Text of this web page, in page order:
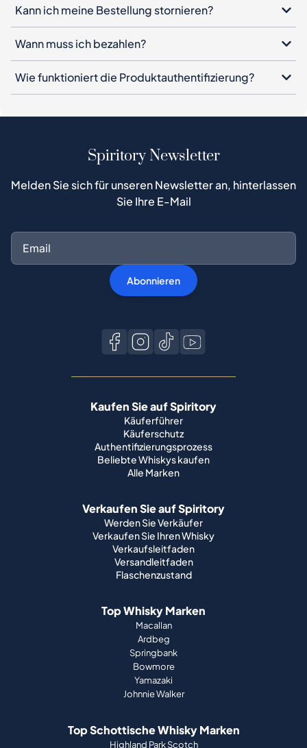
Kann ich meine Bestellung stornieren?
Wann muss ich bezahlen?
Wie funktioniert die Produktauthentifizierung?
Spiritory Newsletter
Melden Sie sich für unseren Newsletter an, hinterlassen
Sie Ihre E-Mail
Abonnieren
Kaufen Sie auf Spiritory
Käuferführer
Käuferschutz
Authentifizierungsprozess
Beliebte Whiskys kaufen
Alle Marken
Verkaufen Sie auf Spiritory
Werden Sie Verkäufer
Verkaufen Sie Ihren Whisky
Verkaufsleitfaden
Versandleitfaden
Flaschenzustand
Top Whisky Marken
Macallan
Ardbeg
Springbank
Bowmore
Yamazaki
Johnnie Walker
Top Schottische Whisky Marken
Highland Park Scotch